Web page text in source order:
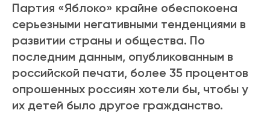
Партия «Яблоко» крайне обеспокоена
серьезными негативными тенденциями в
развитии страны и общества. По
последним данным, опубликованным в
российской печати, более 35 процентов
опрошенных россиян хотели бы, чтобы у
их детей было другое гражданство.